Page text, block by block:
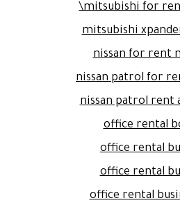
mitsubishi for
mitsubishi
nissan for rent
nissan patrol for
nissan patrol rent
office rental
office rental
office rental
office rental